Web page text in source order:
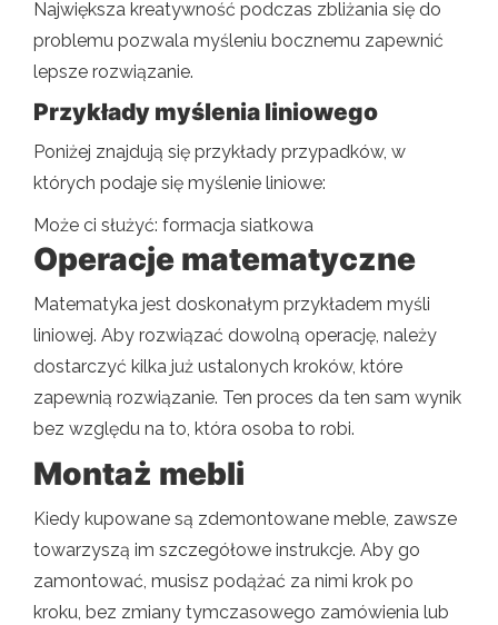
Największa kreatywność podczas zbliżania się do
problemu pozwala myśleniu bocznemu zapewnić
lepsze rozwiązanie.
Przykłady myślenia liniowego
Poniżej znajdują się przykłady przypadków, w
których podaje się myślenie liniowe:
Może ci służyć: formacja siatkowa
Operacje matematyczne
Matematyka jest doskonałym przykładem myśli
liniowej. Aby rozwiązać dowolną operację, należy
dostarczyć kilka już ustalonych kroków, które
zapewnią rozwiązanie. Ten proces da ten sam wynik
bez względu na to, która osoba to robi.
Montaż mebli
Kiedy kupowane są zdemontowane meble, zawsze
towarzyszą im szczegółowe instrukcje. Aby go
zamontować, musisz podążać za nimi krok po
kroku, bez zmiany tymczasowego zamówienia lub